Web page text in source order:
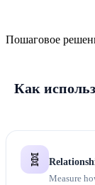
Пошаговое
Как
🧬
Measure